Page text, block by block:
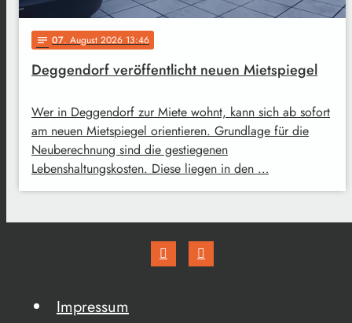
notes 07. August 2026 13:46
Deggendorf veröffentlicht neuen Mietspiegel
Wer in Deggendorf zur Miete wohnt, kann sich ab sofort
am neuen Mietspiegel orientieren. Grundlage für die
Neuberechnung sind die gestiegenen
Lebenshaltungskosten. Diese liegen in den …
Impressum